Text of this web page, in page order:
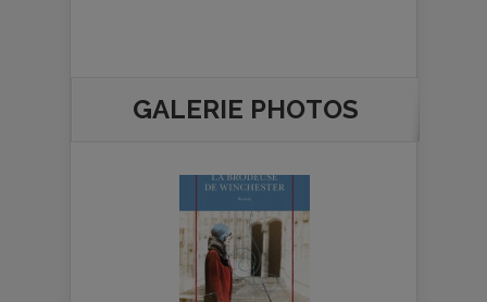
GALERIE PHOTOS